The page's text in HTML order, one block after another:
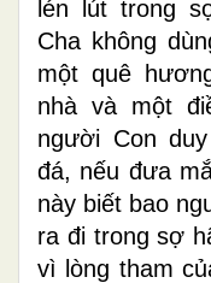
lén lút trong
Cha không
một quê
nhà và một
người Con
đá, nếu đưa
này biết bao
ra đi trong sợ
vì lòng tham